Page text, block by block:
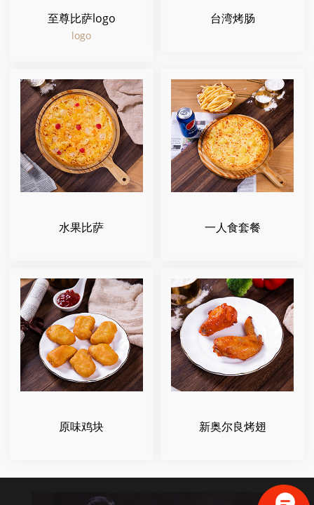
至尊比萨logo
logo
台湾烤肠
水果比萨 一人食套餐
原味鸡块 新奥尔良烤翅